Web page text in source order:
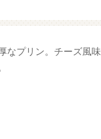
なプリン。チーズ風
生
増量